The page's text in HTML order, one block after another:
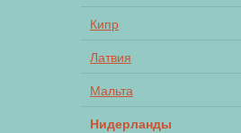
Кипр
Латвия
Мальта
Нидерланды